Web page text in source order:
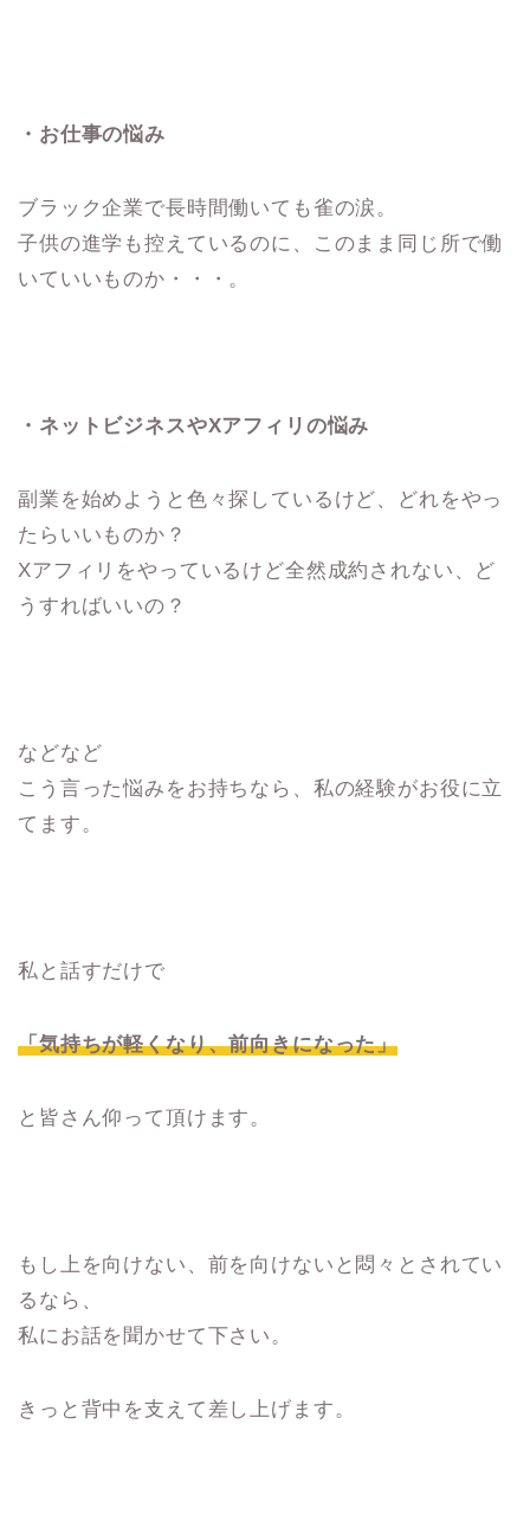
・お仕事の悩み
ブラック企業で長時間働いても雀の涙。
子供の進学も控えているのに、このまま同じ所で働
いていいものか・・・。
・ネットビジネスやXアフィリの悩み
副業を始めようと色々探しているけど、どれをやっ
たらいいものか？
Xアフィリをやっているけど全然成約されない、ど
うすればいいの？
などなど
こう言った悩みをお持ちなら、私の経験がお役に立
てます。
私と話すだけで
「気持ちが軽くなり、前向きになった」
と皆さん仰って頂けます。
もし上を向けない、前を向けないと悶々とされてい
るなら、
私にお話を聞かせて下さい。
きっと背中を支えて差し上げます。